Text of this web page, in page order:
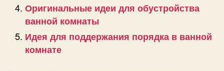
Оригинальные идеи для обустройства
ванной комнаты
Идея для поддержания порядка в ванной
комнате